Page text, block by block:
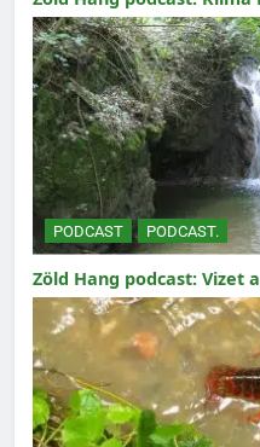
PODCAST PODCAST.
Zöld Hang podcast: Vizet